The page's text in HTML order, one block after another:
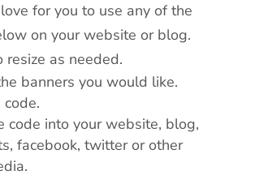
for you to use any of the
on your website or blog.
resize as needed.
banners you would like.
code.
code into your website, blog,
facebook, twitter or other